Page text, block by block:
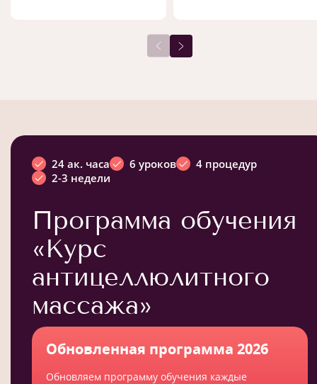
24 ак. часа 6 уроков
4 процедур
2-3 недели
Программа обучения
«Курс
антицеллюлитного
массажа»
Обновленная программа 2026
Обновляем программу обучения каждые